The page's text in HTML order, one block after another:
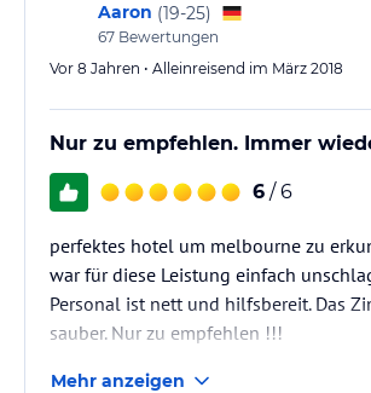
Aaron (19-25)
67 Bewertungen
Vor 8 Jahren • Alleinreisend im März 2018
Nur zu empfehlen. Immer
6 / 6
perfektes hotel um melbourne zu
war für diese Leistung einfach
Personal ist nett und hilfsbereit. Das
sauber. Nur zu empfehlen !!!
Mehr anzeigen